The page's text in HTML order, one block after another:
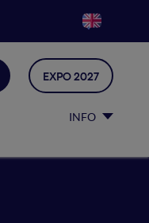
INFO
EXPO 2027